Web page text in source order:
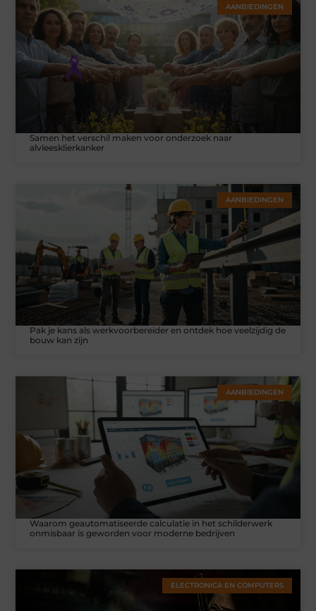
AANBIEDINGEN
Samen het verschil maken voor onderzoek naar
alvleesklierkanker
AANBIEDINGEN
Pak je kans als werkvoorbereider en ontdek hoe veelzijdig de
bouw kan zijn
AANBIEDINGEN
Waarom geautomatiseerde calculatie in het schilderwerk
onmisbaar is geworden voor moderne bedrijven
ELECTRONICA EN COMPUTERS